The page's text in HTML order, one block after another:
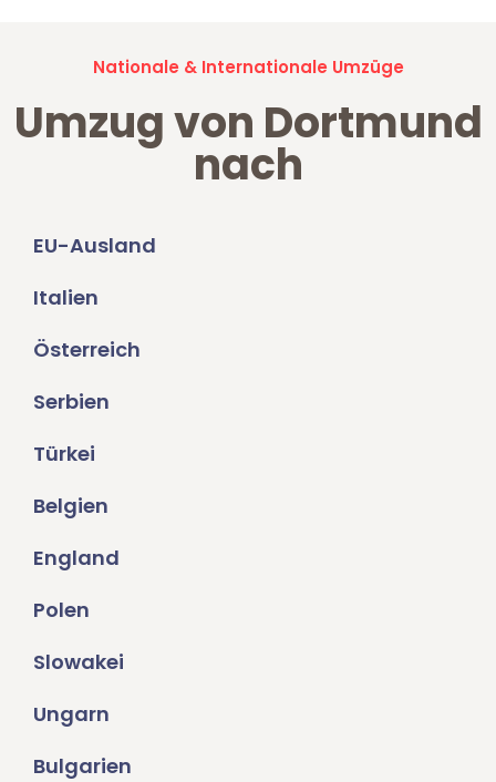
Nationale & Internationale Umzüge
Umzug von Dortmund
nach
EU-Ausland
Italien
Österreich
Serbien
Türkei
Belgien
England
Polen
Slowakei
Ungarn
Bulgarien